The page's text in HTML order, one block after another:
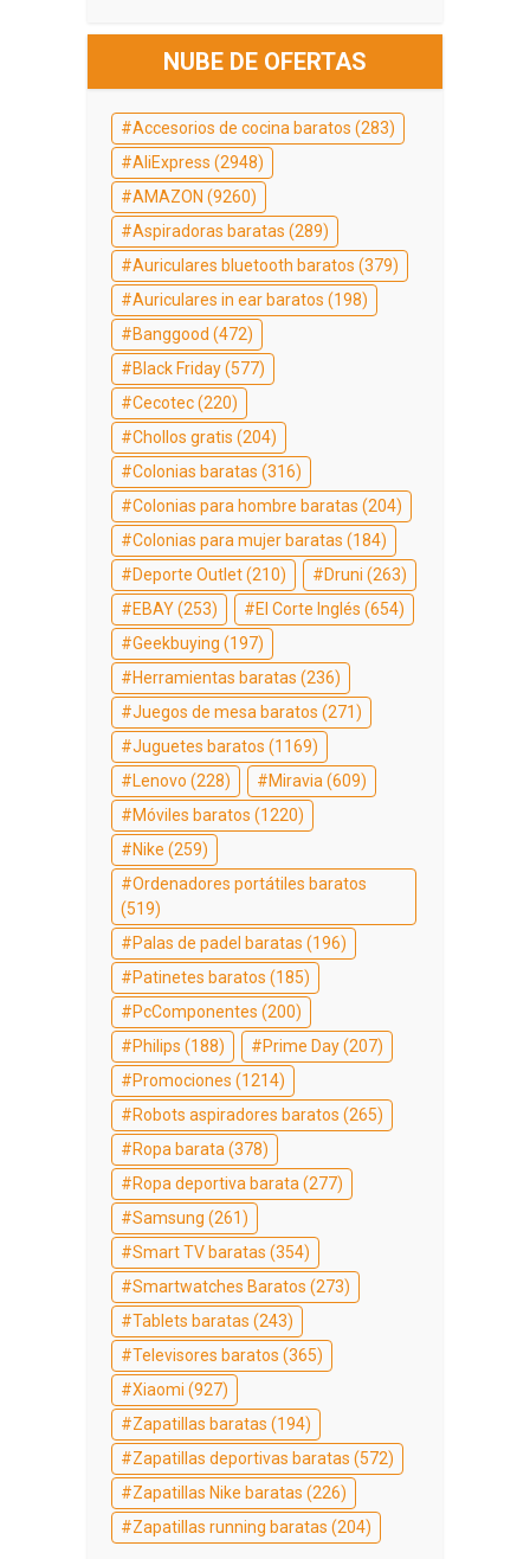
NUBE DE OFERTAS
Accesorios de cocina baratos (283)
AliExpress (2948)
AMAZON (9260)
Aspiradoras baratas (289)
Auriculares bluetooth baratos (379)
Auriculares in ear baratos (198)
Banggood (472)
Black Friday(577)
Cecotec(220)
Chollos gratis (204)
Colonias baratas (316)
Colonias para hombre baratas (204)
Colonias para mujer baratas (184)
Deporte Outlet(210) Druni (263)
EBAY(253) El Corte Inglés (654)
Geekbuying (197)
Herramientas baratas (236)
Juegos de mesa baratos (271)
Juguetes baratos (1169)
Lenovo (228) Miravia(609)
Móviles baratos (1220)
Nike (259)
Ordenadores portátiles baratos
(519)
Palas de padel baratas (196)
Patinetes baratos (185)
PcComponentes (200)
Philips (188) Prime Day(207)
Promociones (1214)
Robots aspiradores baratos (265)
Ropa barata(378)
Ropa deportiva barata(277)
Samsung (261)
Smart TV baratas (354)
Smartwatches Baratos (273)
Tablets baratas (243)
Televisores baratos (365)
Xiaomi (927)
Zapatillas baratas (194)
Zapatillas deportivas baratas (572)
Zapatillas Nike baratas (226)
Zapatillas running baratas (204)